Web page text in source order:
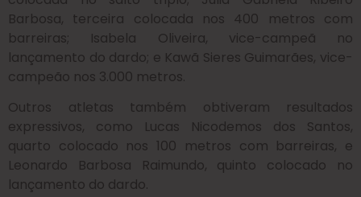
Barbosa, terceira colocada nos 400 metros com
barreiras; Isabela Oliveira, vice-campeã no
lançamento do dardo; e Kawã Sieres Guimarães, vice-
campeão nos 3.000 metros.
Outros atletas também obtiveram resultados
expressivos, como Lucas Nicodemos dos Santos,
quarto colocado nos 100 metros com barreiras, e
Leonardo Barbosa Raimundo, quinto colocado no
lançamento do dardo.